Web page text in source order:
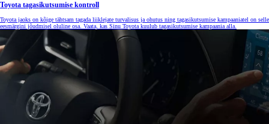
Toyota tagasikutsumise kontroll
Toyota jaoks on kõige tähtsam tagada liiklejate turvalisus ja ohutus ning tagasikutsumise kampaaniatel on selle
eesmärgini jõudmisel oluline osa. Vaata, kas Sinu Toyota kuulub tagasikutsumise kampaania alla.